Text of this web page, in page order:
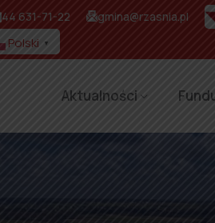
44 631-71-22 gmina@rzasnia.pl
Polski ▼
Aktualności